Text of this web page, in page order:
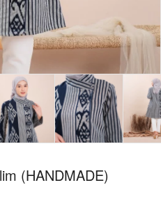
(HANDMADE)